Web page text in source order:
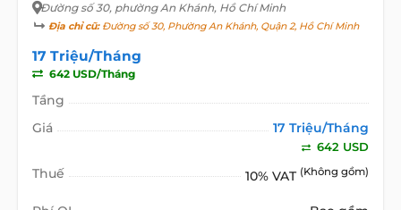
Đường số 30, phường An Khánh, Hồ Chí Minh
Địa chỉ cũ:Đường số 30, Phường An Khánh, Quận 2, Hồ Chí Minh
17 Triệu/Tháng
642 USD/Tháng
Tầng
Giá
17 Triệu/Tháng
642 USD
Thuế 10% VAT (Không gồm)